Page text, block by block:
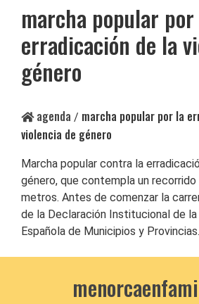
marcha popular
erradicación de la
género
agenda / marcha popular por la
violencia de género
Marcha popular contra la
género, que contempla un
metros. Antes de comenzar la
de la Declaración Institucional de
Española de Municipios y Provincias.